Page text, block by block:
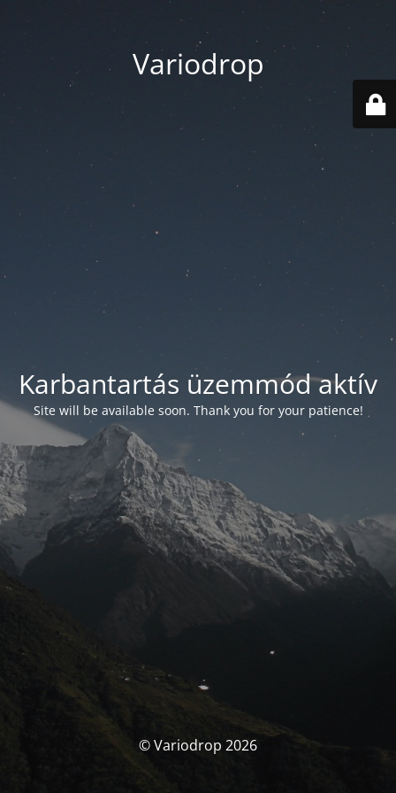
Variodrop
Karbantartás üzemmód aktív
Site will be available soon. Thank you for your patience!
© Variodrop 2026